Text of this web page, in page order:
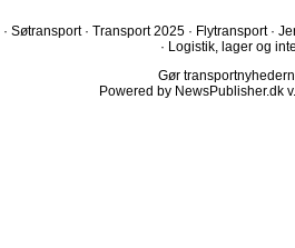
· Søtransport · Transport 2025 · Flytransport ·
· Logistik, lager og
Gør
Powered by NewsPublisher.dk